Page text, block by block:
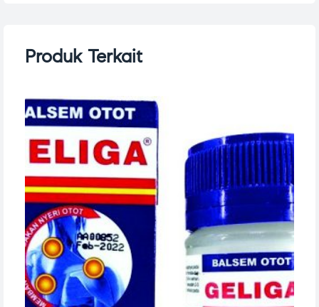
Produk Terkait